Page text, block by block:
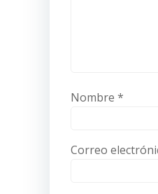
Nombre *
Correo